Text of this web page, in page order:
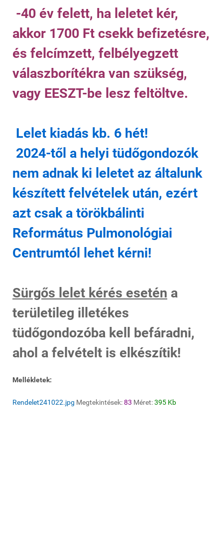
-40 év felett, ha leletet kér,
akkor 1700 Ft csekk befizetésre,
és felcímzett, felbélyegzett
válaszborítékra van szükség,
vagy EESZT-be lesz feltöltve.
Lelet kiadás kb. 6 hét!
2024-től a helyi tüdőgondozók
nem adnak ki leletet az általunk
készített felvételek után, ezért
azt csak a törökbálinti
Református Pulmonológiai
Centrumtól lehet kérni!
Sürgős lelet kérés esetén a
területileg illetékes
tüdőgondozóba kell befáradni,
ahol a felvételt is elkészítik!
Mellékletek:
Rendelet241022.jpg Megtekintések:83 Méret:395 Kb